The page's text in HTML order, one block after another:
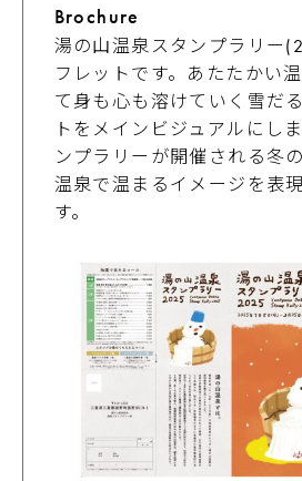
Brochure
湯の山温泉スタンプラリー
フレットです。あたたかい
て身も心も溶けていく雪だ
トをメインビジュアルにし
ンプラリーが開催される冬
温泉で温まるイメージを表
す。